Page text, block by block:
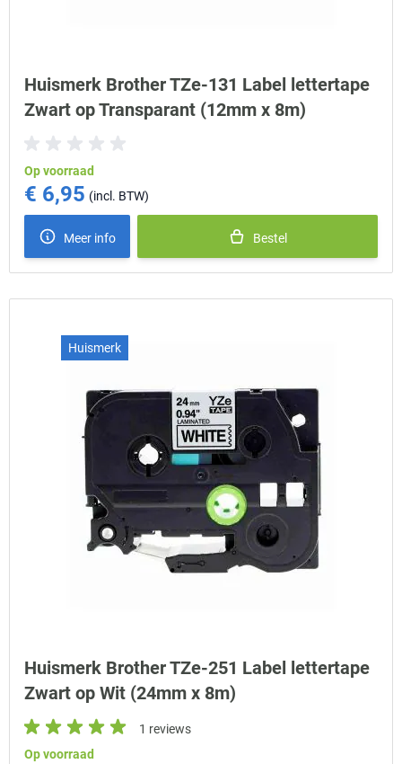
Huismerk Brother TZe-131 Label lettertape
Zwart op Transparant (12mm x 8m)
Op voorraad
€ 6,95
Meer info Bestel
Huismerk
Huismerk Brother TZe-251 Label lettertape
Zwart op Wit (24mm x 8m)
1 reviews
Op voorraad